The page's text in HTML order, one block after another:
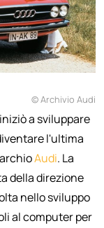
© Archivio Audi
a sviluppare
l'ultima
Audi. La
della direzione
nello sviluppo
al computer per